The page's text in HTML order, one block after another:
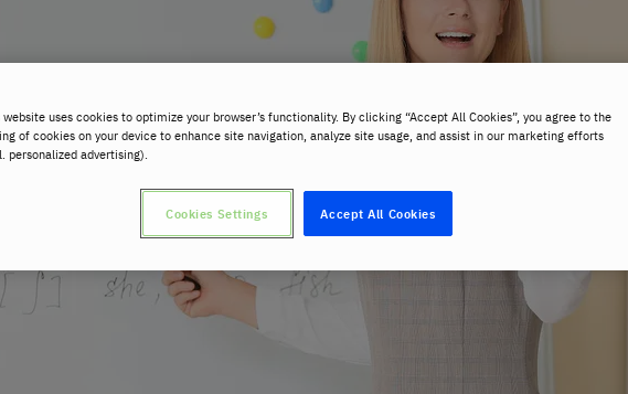
website uses cookies to optimize your browser’s functionality. By clicking “Accept All Cookies”, you agree to the
of cookies on your device to enhance site navigation, analyze site usage, and assist in our marketing efforts
personalized advertising).
Accept All Cookies
Cookies Settings